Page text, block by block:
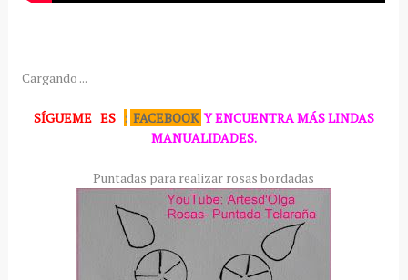
Cargando ...
SÍGUEME ES : FACEBOOK Y ENCUENTRA MÁS LINDAS
MANUALIDADES.
Puntadas para realizar rosas bordadas